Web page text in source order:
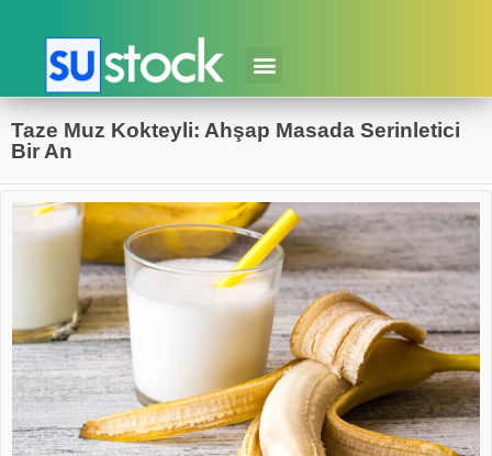
Taze Muz Kokteyli: Ahşap Masada Serinletici
Bir An